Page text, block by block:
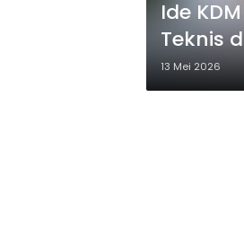
Ide
Teknis
13 Mei 2026